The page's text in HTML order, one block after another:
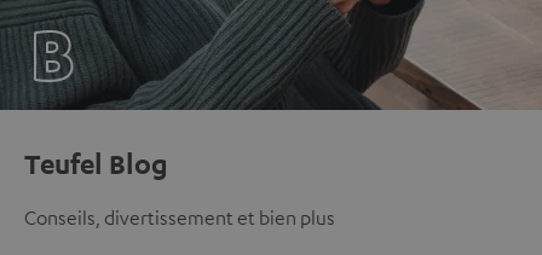
Teufel Blog
Conseils, divertissement et bien plus